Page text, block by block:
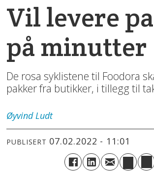
Vil levere
på minutter
De rosa syklistene til Foodora
pakker fra butikker, i tillegg til
Øyvind Ludt
PUBLISERT 07.02.2022 - 11:01